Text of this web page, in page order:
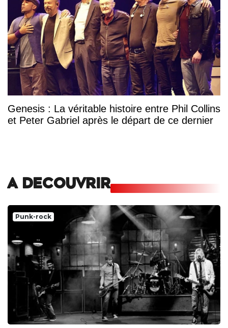
Genesis : La véritable histoire entre Phil Collins
et Peter Gabriel après le départ de ce dernier
A DECOUVRIR
Punk-rock